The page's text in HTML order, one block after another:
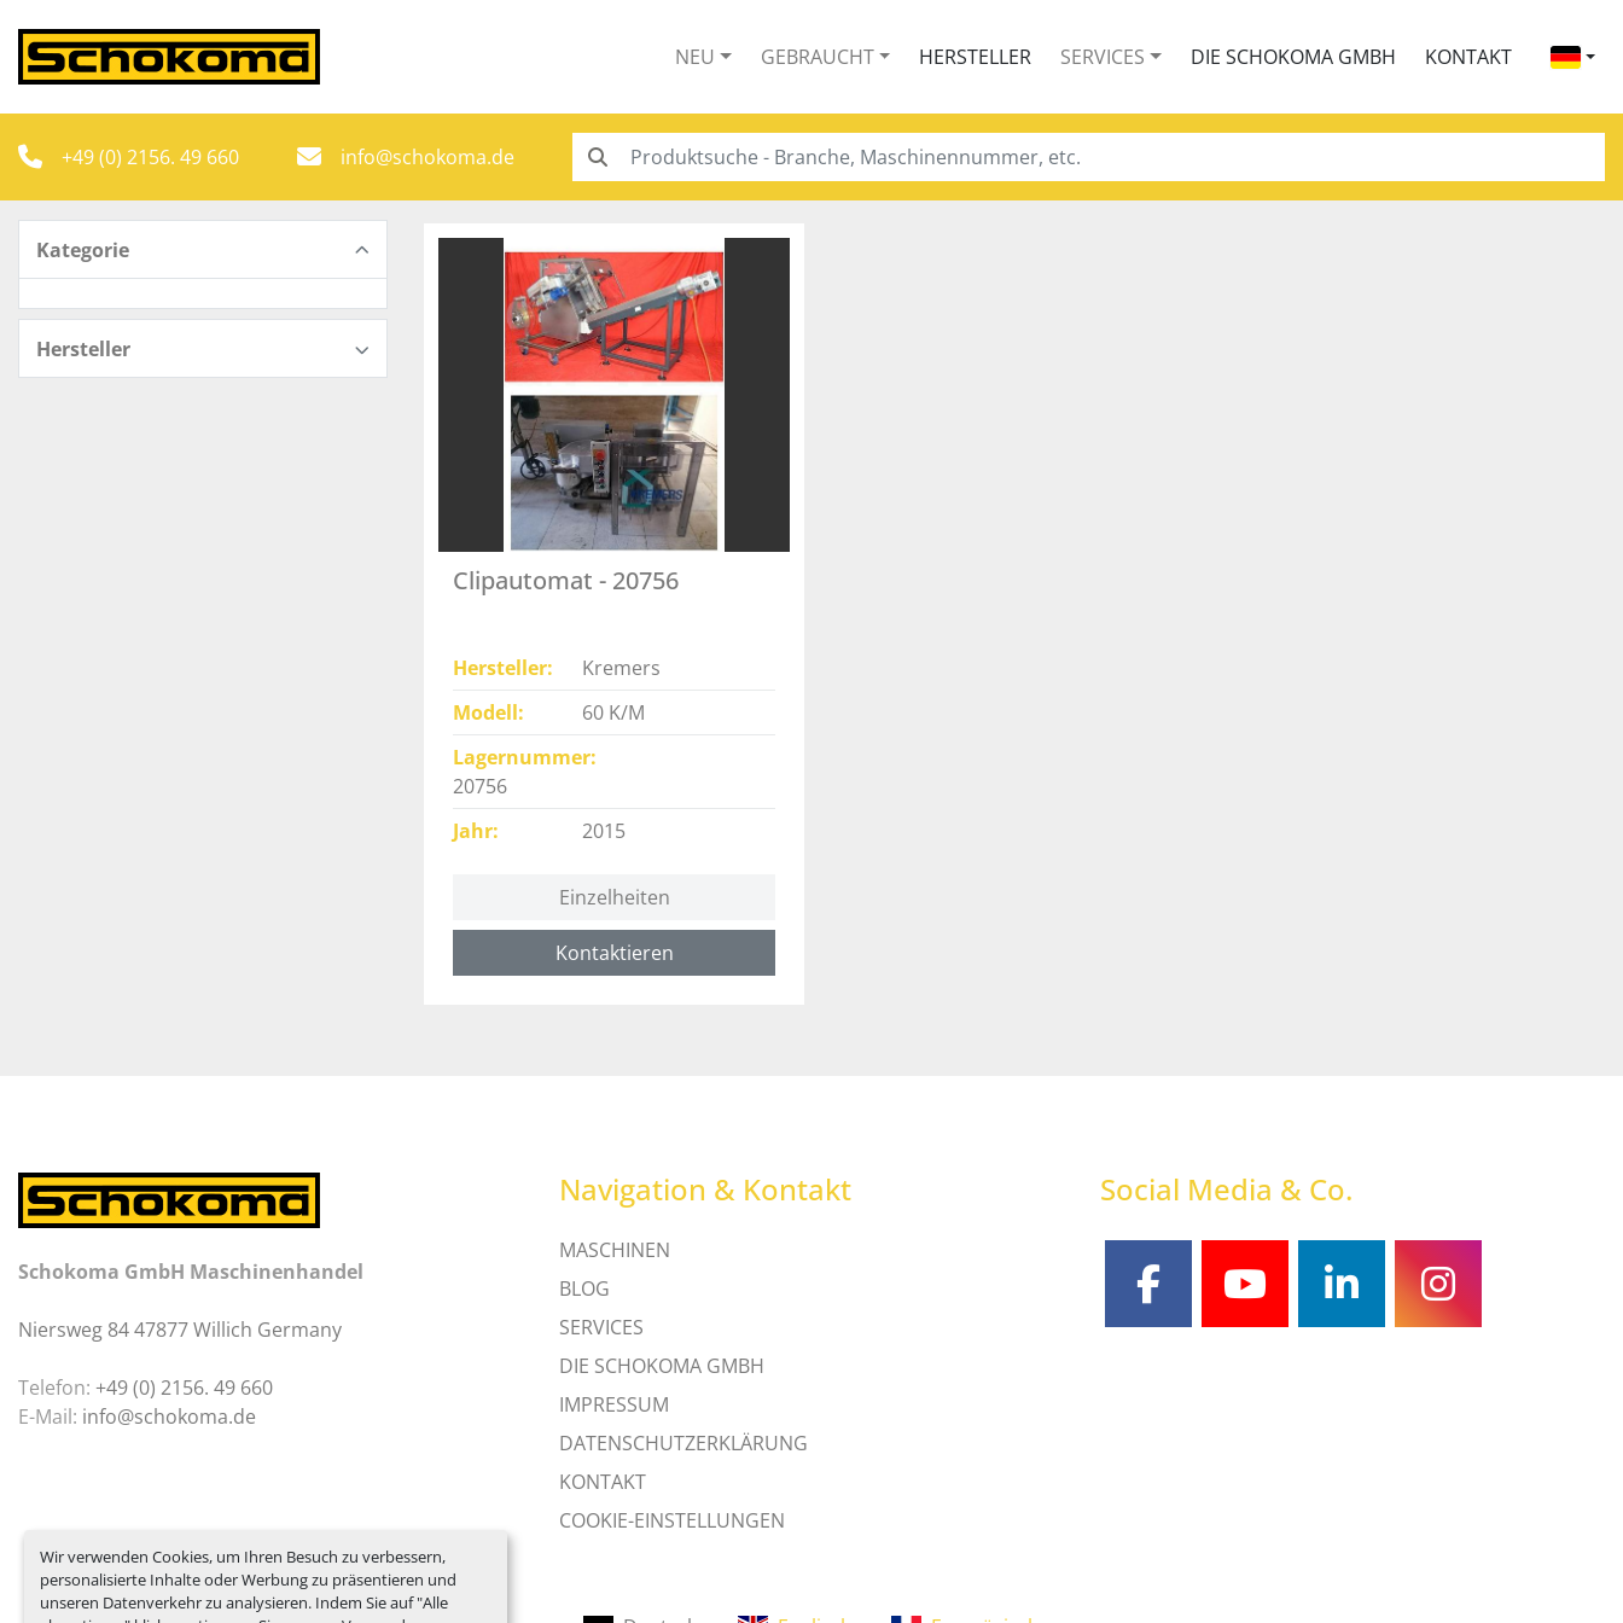
Wir verwenden Cookies, um Ihren Besuch zu verbessern,
personalisierte Inhalte oder Werbung zu präsentieren und
unseren Datenverkehr zu analysieren. Indem Sie auf "Alle
NEU GEBRAUCHT HERSTELLER SERVICES DIE SCHOKOMA GMBH KONTAKT
+49 (0) 2156. 49 660 info@schokoma.de
Kategorie
Hersteller
Clipautomat - 20756
Hersteller
Kremers
Modell
60 K/M
Lagernummer
20756
Jahr
2015
Einzelheiten
Kontaktieren
Schokoma GmbH Maschinenhandel
Niersweg 84 47877 Willich Germany
Telefon: +49 (0) 2156. 49 660
E-Mail: info@schokoma.de
Navigation & Kontakt
MASCHINEN
BLOG
SERVICES
DIE SCHOKOMA GMBH
IMPRESSUM
DATENSCHUTZERKLÄRUNG
KONTAKT
COOKIE-EINSTELLUNGEN
Social Media & Co.
facebookyoutubelinkedininstagram